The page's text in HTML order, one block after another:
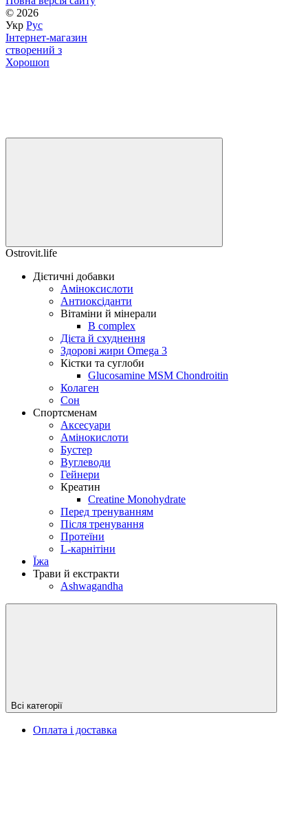
© 2026
Укр Рус
Інтернет-магазин
створений з
Хорошоп
Ostrovit.life
Дієтичні добавки
Аміноксислоти
Антиоксіданти
Вітаміни й мінерали
B complex
Дієта й схуднення
Здорові жири Omega 3
Кістки та суглоби
Glucosamine MSM Chondroitin
Колаген
Сон
Спортсменам
Аксесуари
Амінокислоти
Бустер
Вуглеводи
Гейнери
Креатин
Creatine Monohydrate
Перед тренуванням
Після тренування
Протеїни
L-карнітіни
Їжа
Трави й екстракти
Ashwagandha
Всі категорії
Оплата і доставка